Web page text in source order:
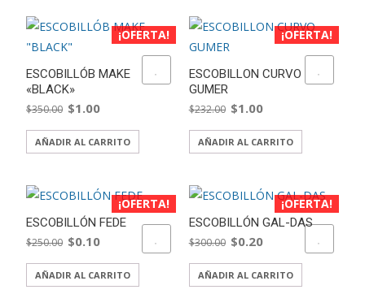
$480.00.$0.10.
$400.00.$0.10.
¡OFERTA!
ESCOBILLÓB MAKE
«BLACK»
$350.00 El
precio
original
$350.00.
$1.00
precio
actual
$1.00.
AÑADIR AL CARRITO
ADD TO WISHLIST
¡OFERTA!
ESCOBILLON CURVO
GUMER
$232.00 El
precio
original
$232.00.
$1.00
precio
actual
$1.00.
AÑADIR AL CARRITO
ADD TO WISHLIST
¡OFERTA!
ESCOBILLÓN FEDE
$250.00 El
precio
original
$0.10
precio
actual
AÑADIR AL CARRITO
ADD TO WISHLIST
¡OFERTA!
ESCOBILLÓN GAL-DAS
$300.00 El
precio
original
$0.20
precio
actual
AÑADIR AL CARRITO
ADD TO WISHLIST